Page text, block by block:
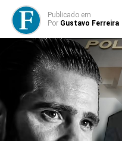
Publicado em
Por Gustavo Ferreira